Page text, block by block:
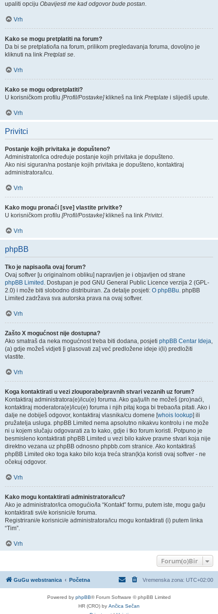
upaliti opciju Obavijesti me kad odgovor bude postan.
Vrh
Kako se mogu pretplatiti na forum?
Da bi se pretplatio/la na forum, prilikom pregledavanja foruma, dovoljno je
kliknuti na link Pretplati se.
Vrh
Kako se mogu odpretplatiti?
U korisničkom profilu [Profil/Postavke]klikneš na link Pretplate i slijediš upute.
Vrh
Privitci
Postanje kojih privitaka je dopušteno?
Administrator/ica određuje postanje kojih privitaka je dopušteno.
Ako nisi siguran/na postanje kojih privitaka je dopušteno, kontaktiraj
administratora/icu.
Vrh
Kako mogu pronaći [sve] vlastite privitke?
U korisničkom profilu [Profil/Postavke]klikneš na link Privitci.
Vrh
phpBB
Tko je napisao/la ovaj forum?
Ovaj softver [u originalnom obliku] napravljen je i objavljen od strane
phpBB Limited . Dostupan je pod GNU General Public Licence verzija 2 (GPL-
2.0) i može biti slobodno distribuiran. Za detalje posjeti: O phpBBu. phpBB
Limited zadržava sva autorska prava na ovaj softver.
Vrh
Zašto X mogućnost nije dostupna?
Ako smatraš da neka mogućnost treba biti dodana, posjeti phpBB Centar Ideja,
(a) gdje možeš vidjeti [i glasovati za] već predložene ideje i(li) predložiti
vlastite.
Vrh
Koga kontaktirati u vezi zlouporabe/pravnih stvari vezanih uz forum?
Kontaktiraj administratora(e)/icu(e) foruma. Ako ga/ju/ih ne možeš (pro)naći,
kontaktiraj moderatora(e)/icu(e) foruma i njih pitaj koga bi trebao/la pitati. Ako i
dalje ne dobiješ odgovor, kontaktiraj vlasnika/cu domene [whois lookup] ili
pružatelja usluga. phpBB Limited nema apsolutno nikakvu kontrolu i ne može
ni u kojem slučaju odgovarati za to kako, gdje i tko forum koristi. Potpuno je
besmisleno kontaktirati phpBB Limited u vezi bilo kakve pravne stvari koja nije
direktno vezana uz phpBB odnosno phpbb.com stranice. Ako kontaktiraš
phpBB Limited oko toga kako bilo koja treća stran(k)a koristi ovaj softver - ne
očekuj odgovor.
Vrh
Kako mogu kontaktirati administratora/icu?
Ako je administrator/ica omogućio/la “Kontakt” formu, putem iste, mogu ga/ju
kontaktirati svi/e korisnici/e foruma.
Registrirani/e korisnici/e administratora/icu mogu kontaktirati (i) putem linka
“Tim”.
Vrh
Forum(o)Bir
GuGu webstranica Početna Vremenska zona: UTC+02:00
Powered by phpBB® Forum Software © phpBB Limited
HR (CRO) by Ančica Sečan